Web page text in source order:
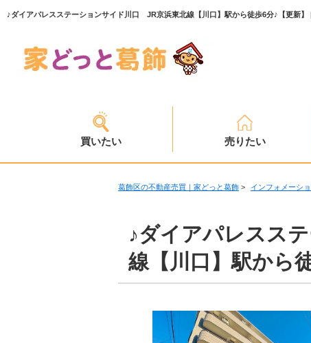
買いたい 売りたい
葛飾区の不動産売買｜家どっと葛飾 > インフォメーシ
♪ダイアパレスス
線【川口】駅から